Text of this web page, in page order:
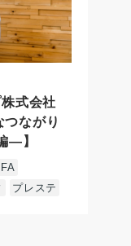
式会社
つながり
―】
プレステ